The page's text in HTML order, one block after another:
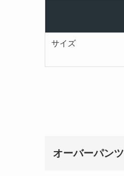
サイズ
オーバーパンツ